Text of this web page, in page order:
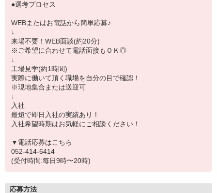
●選考プロセス
WEBまたはお電話から簡単応募♪
↓
来場不要！WEB面談(約20分)
※ご希望に合わせて電話面接もＯＫ◎
↓
工場見学(約1時間)
実際に働いて頂く職場を自分の目で確認！
※現地集合または送迎可
↓
入社
最短で即日入社の実績あり！
入社希望時期はお気軽にご相談ください！
▼電話応募はこちら
052-414-6414
(受付時間:毎日9時〜20時)
応募方法